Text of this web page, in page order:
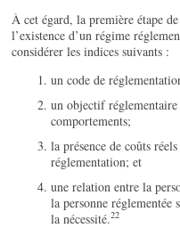
À cet égard, la première étape
l’existence d’un régime
considérer les indices suivants :
un code de
un objectif
comportements;
la présence de coûts
réglementation; et
une relation entre la
la personne réglementée
la nécessité.22